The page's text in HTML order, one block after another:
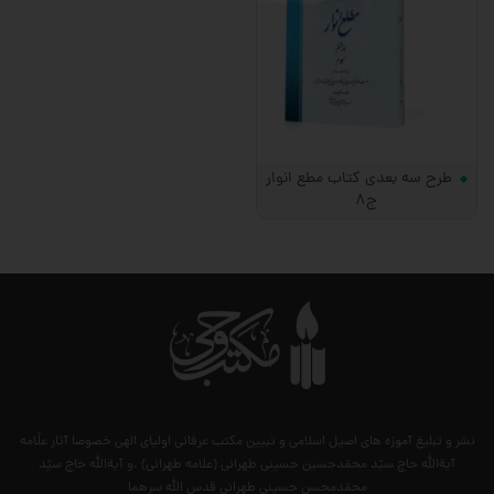
طرح سه بعدی کتاب مطع انوار
ج8
نشر و تبلیغ آموزه های اصیل اسلامی و تبیین مکتب عرفانی اولیای الهی خصوصا آثار علّامه
آیةالله حاج سیّد محمّدحسین حسینی طهرانی (علامه طهرانی) .و آیةالله حاج سیّد
محمّدمحسن حسینی طهرانی قدس الله سرهما